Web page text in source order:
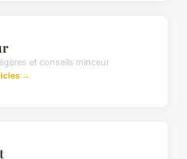
et conseils minceur
→